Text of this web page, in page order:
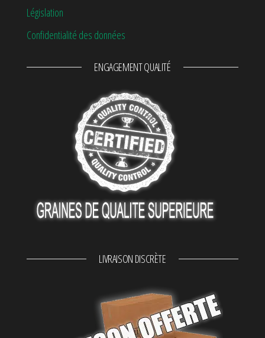
Législation
Confidentialité des données
ENGAGEMENT QUALITÉ
LIVRAISON DISCRÈTE